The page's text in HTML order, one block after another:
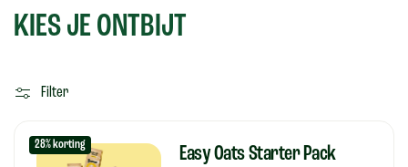
KIES JE ONTBIJT
Filter
28% korting Easy Oats Starter Pack